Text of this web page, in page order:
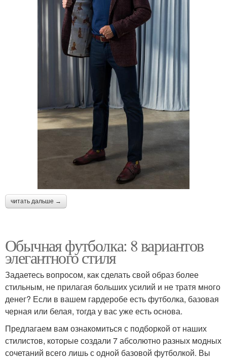
читать дальше →
Обычная футболка: 8 вариантов
элегантного стиля
Задаетесь вопросом, как сделать свой образ более
стильным, не прилагая больших усилий и не тратя много
денег? Если в вашем гардеробе есть футболка, базовая
черная или белая, тогда у вас уже есть основа.
Предлагаем вам ознакомиться с подборкой от наших
стилистов, которые создали 7 абсолютно разных модных
сочетаний всего лишь с одной базовой футболкой. Вы